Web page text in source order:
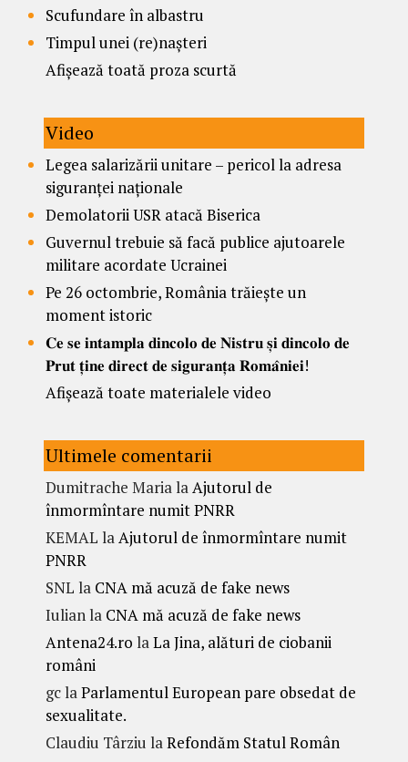
Scufundare în albastru
Timpul unei (re)nașteri
Afișează toată proza scurtă
Video
Legea salarizării unitare – pericol la adresa
siguranței naționale
Demolatorii USR atacă Biserica
Guvernul trebuie să facă publice ajutoarele
militare acordate Ucrainei
Pe 26 octombrie, România trăiește un
moment istoric
𝐂𝐞 𝐬𝐞 𝐢𝐧𝐭𝐚𝐦𝐩𝐥𝐚 𝐝𝐢𝐧𝐜𝐨𝐥𝐨 𝐝𝐞 𝐍𝐢𝐬𝐭𝐫𝐮 𝐬̦𝐢 𝐝𝐢𝐧𝐜𝐨𝐥𝐨 𝐝𝐞
𝐏𝐫𝐮𝐭 𝐭̦𝐢𝐧𝐞 𝐝𝐢𝐫𝐞𝐜𝐭 𝐝𝐞 𝐬𝐢𝐠𝐮𝐫𝐚𝐧𝐭̦𝐚 𝐑𝐨𝐦𝐚̂𝐧𝐢𝐞𝐢!
Afișează toate materialele video
Ultimele comentarii
Dumitrache MarialaAjutorul de
înmormîntare numit PNRR
KEMAL laAjutorul de înmormîntare numit
PNRR
SNL la CNA mă acuză de fake news
Iulianla CNA mă acuză de fake news
Antena24.ro laLa Jina, alături de ciobanii
români
gclaParlamentul European pare obsedat de
sexualitate.
Claudiu Târziu laRefondăm Statul Român